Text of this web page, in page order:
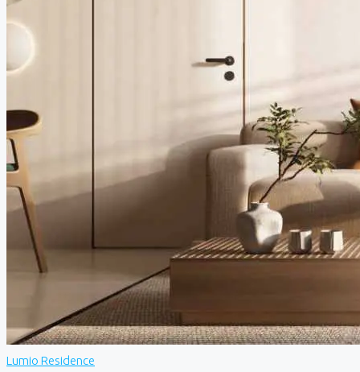
Lumio Residence